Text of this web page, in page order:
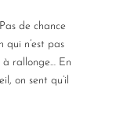
de chance
qui n’est pas
à rallonge… En
on sent qu’il